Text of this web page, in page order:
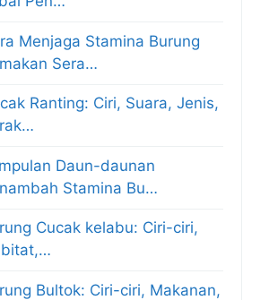
Menjaga Stamina Burung
Sera…
Ranting: Ciri, Suara, Jenis,
Daun-daunan
Stamina Bu…
Cucak kelabu: Ciri-ciri,
Bultok: Ciri-ciri, Makanan,